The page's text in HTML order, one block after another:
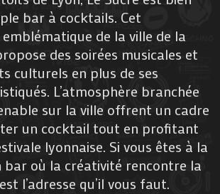
bar à cocktails. Cet
de la ville de la
des soirées musicales et
culturels en plus de ses
L’atmosphère branchée
sur la ville offrent un cadre
un cocktail tout en profitant
lyonnaise. Si vous êtes à la
bar où la créativité rencontre la
l’adresse qu’il vous faut.